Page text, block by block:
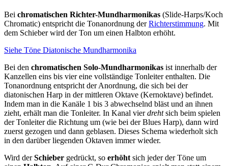
Bei chromatischen Richter-Mundharmonikas (Slide-Harps/Koch
Chromatic) entspricht die Tonanordnung derRichterstimmung. Mit
dem Schieber wird der Ton um einen Halbton erhöht.
Siehe Töne Diatonische Mundharmonika
Bei den chromatischen Solo-Mundharmonikas ist innerhalb der
Kanzellen eins bis vier eine vollständige Tonleiter enthalten. Die
Tonanordnung entspricht der Anordnung, die sich bei der
diatonischen Harp in der mittleren Oktave (Kernoktave) befindet.
Indem man in die Kanäle 1 bis 3 abwechselnd bläst und an ihnen
zieht, erhält man die Tonleiter. In Kanal vierdrehtsich beim spielen
der Tonleiter die Richtung um (wie bei der Blues Harp), dann wird
zuerst gezogen und dann geblasen. Dieses Schema wiederholt sich
in den darüber liegenden Oktaven immer wieder.
Wird derSchieber gedrückt, so erhöht sich jeder der Töne um